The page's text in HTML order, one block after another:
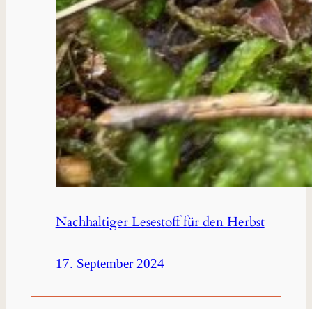
Nachhaltiger Lesestoff für den Herbst
17. September 2024